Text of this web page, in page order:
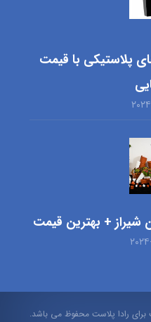
پلاستیکی با قیمت
۱۰
شیراز + بهترین قیمت
۰۳
رادا پلاست محفوظ می باشد.